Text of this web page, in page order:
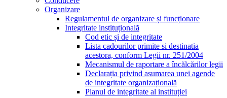
Organizare
Regulamentul de organizare și funcționare
Integritate instituțională
Cod etic și de integritate
Lista cadourilor primite si destinatia
acestora, conform Legii nr. 251/2004
Mecanismul de raportare a încălcărilor legii
Declarația privind asumarea unei agende
de integritate organizațională
Planul de integritate al instituției